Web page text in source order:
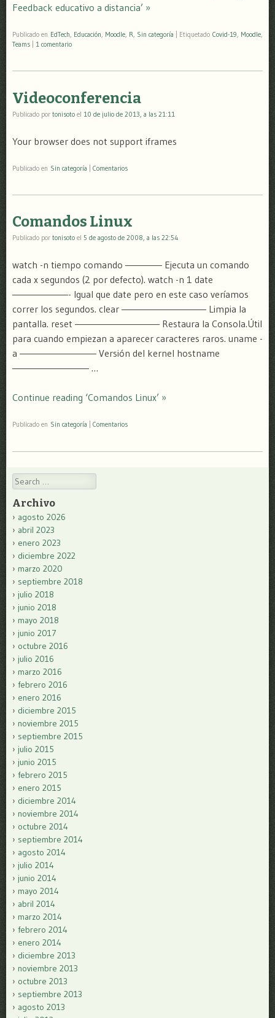
Feedback educativo a distancia’ »
Publicado en EdTech Educación Moodle R Sin categoría Etiquetado Covid-19 Moodle
Teams
1 comentario
Videoconferencia
Publicado por tonisoto el 10 de julio de 2013, a las 21:11
Your browser does not support iframes
Publicado en Sin categoría Comentarios
Comandos Linux
Publicado por tonisoto el 5 de agosto de 2008, a las 22:54
watch -n tiempo comando ————– Ejecuta un comando
cada x segundos (2 por defecto). watch -n 1 date
———————- Igual que date pero en este caso veríamos
correr los segundos. clear ——————————– Limpia la
pantalla. reset ——————————– Restaura la Consola.Útil
para cuando empiezan a aparecer caracteres raros. uname -
a —————————– Versión del kernel hostname
—————————– …
Continue reading ‘Comandos Linux’ »
Publicado en Sin categoría Comentarios
Search
Archivo
agosto 2026
abril 2023
enero 2023
diciembre 2022
marzo 2020
septiembre 2018
julio 2018
junio 2018
mayo 2018
junio 2017
octubre 2016
julio 2016
marzo 2016
febrero 2016
enero 2016
diciembre 2015
noviembre 2015
septiembre 2015
julio 2015
junio 2015
febrero 2015
enero 2015
diciembre 2014
noviembre 2014
octubre 2014
septiembre 2014
agosto 2014
julio 2014
junio 2014
mayo 2014
abril 2014
marzo 2014
febrero 2014
enero 2014
diciembre 2013
noviembre 2013
octubre 2013
septiembre 2013
agosto 2013